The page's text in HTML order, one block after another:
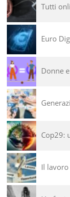
Tutti
Euro
Donne
Cop29:
Il